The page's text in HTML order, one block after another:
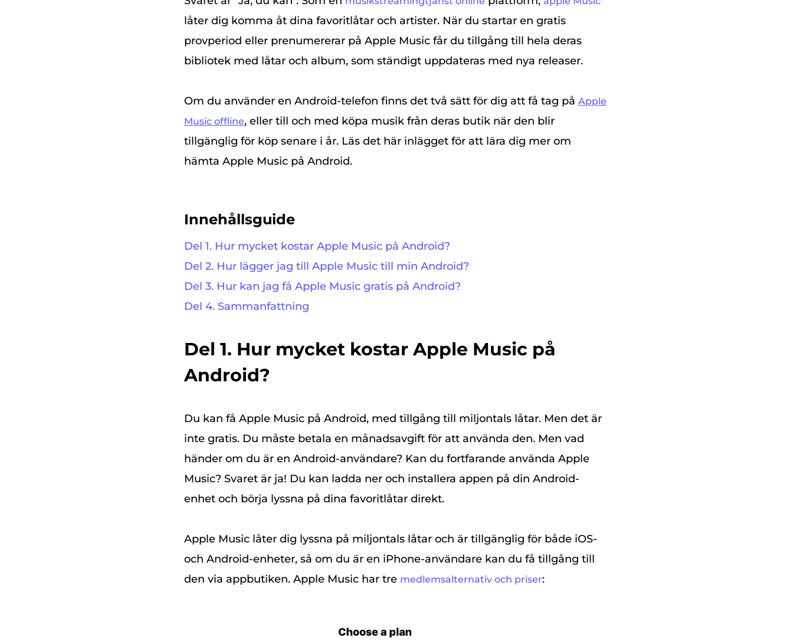
låter dig komma åt dina favoritlåtar och artister. När du startar en gratis
provperiod eller prenumererar på Apple Music får du tillgång till hela deras
bibliotek med låtar och album, som ständigt uppdateras med nya releaser.
Om du använder en Android-telefon finns det två sätt för dig att få tag på Apple
Music offline, eller till och med köpa musik från deras butik när den blir
tillgänglig för köp senare i år. Läs det här inlägget för att lära dig mer om
hämta Apple Music på Android.
Innehållsguide
Del 1. Hur mycket kostar Apple Music på Android?
Del 2. Hur lägger jag till Apple Music till min Android?
Del 3. Hur kan jag få Apple Music gratis på Android?
Del 4. Sammanfattning
Del 1. Hur mycket kostar Apple Music på
Android?
Du kan få Apple Music på Android, med tillgång till miljontals låtar. Men det är
inte gratis. Du måste betala en månadsavgift för att använda den. Men vad
händer om du är en Android-användare? Kan du fortfarande använda Apple
Music? Svaret är ja! Du kan ladda ner och installera appen på din Android-
enhet och börja lyssna på dina favoritlåtar direkt.
Apple Music låter dig lyssna på miljontals låtar och är tillgänglig för både iOS-
och Android-enheter, så om du är en iPhone-användare kan du få tillgång till
den via appbutiken. Apple Music har tre medlemsalternativ och priser: